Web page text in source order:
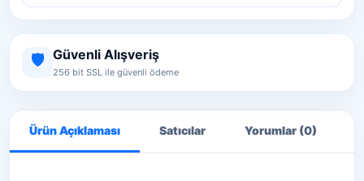
🛡️ Güvenli Alışveriş
256 bit SSL ile güvenli ödeme
Ürün Açıklaması Satıcılar Yorumlar (0)